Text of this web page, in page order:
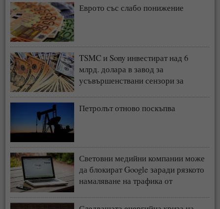
Еврото със слабо понижение
TSMC и Sony инвестират над 6
млрд. долара в завод за
усъвършенствани сензори за
Петролът отново поскъпва
Световни медийни компании може
да блокират Google заради рязкото
намаляване на трафика от